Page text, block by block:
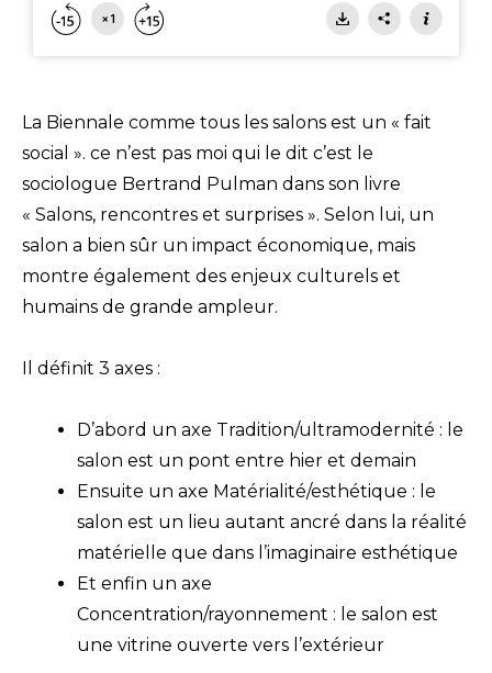
La Biennale comme tous les salons est un « fait
social ». ce n’est pas moi qui le dit c’est le
sociologue Bertrand Pulman dans son livre
« Salons, rencontres et surprises ». Selon lui, un
salon a bien sûr un impact économique, mais
montre également des enjeux culturels et
humains de grande ampleur.
Il définit 3 axes :
D’abord un axe Tradition/ultramodernité : le
salon est un pont entre hier et demain
Ensuite un axe Matérialité/esthétique : le
salon est un lieu autant ancré dans la réalité
matérielle que dans l’imaginaire esthétique
Et enfin un axe
Concentration/rayonnement : le salon est
une vitrine ouverte vers l’extérieur